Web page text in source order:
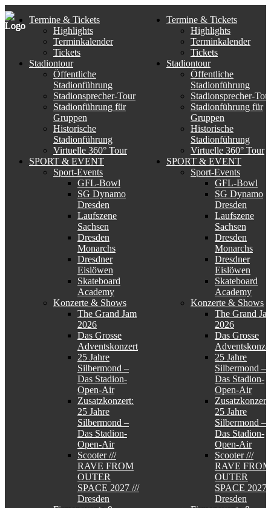
Termine & Tickets
Highlights
Terminkalender
Tickets
Stadiontour
Öffentliche
Stadionführung
Stadionsprecher-Tour
Stadionführung für
Gruppen
Historische
Stadionführung
Virtuelle 360° Tour
SPORT & EVENT
Sport-Events
GFL-Bowl
SG Dynamo
Dresden
Laufszene
Sachsen
Dresden
Monarchs
Dresdner
Eislöwen
Skateboard
Academy
Konzerte & Shows
The Grand Jam
2026
Das Grosse
Adventskonzert
25 Jahre
Silbermond –
Das Stadion-
Open-Air
Zusatzkonzert:
25 Jahre
Silbermond –
Das Stadion-
Open-Air
Scooter ///
RAVE FROM
OUTER
SPACE 2027 ///
Dresden
Termine & Tickets
Highlights
Terminkalender
Tickets
Stadiontour
Öffentliche
Stadionführung
Stadionsprecher-
Stadionführung für
Gruppen
Historische
Stadionführung
Virtuelle 360° Tour
SPORT & EVENT
Sport-Events
GFL-Bowl
SG Dynamo
Dresden
Laufszene
Sachsen
Dresden
Monarchs
Dresdner
Eislöwen
Skateboard
Academy
Konzerte & Shows
The Grand
2026
Das Grosse
25 Jahre
Silbermond –
Das Stadion-
Open-Air
Zusatzkonzert:
25 Jahre
Silbermond –
Das Stadion-
Open-Air
Scooter ///
RAVE FROM
OUTER
SPACE 2027
Dresden